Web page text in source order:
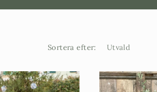
n
Sortera efter: